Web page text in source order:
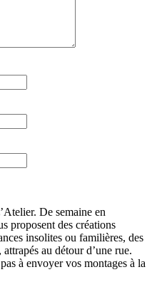
De semaine en
proposent des créations
insolites ou familières, des
au détour d’une rue.
à envoyer vos montages à la